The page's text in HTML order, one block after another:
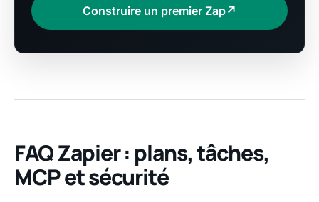
Construire un premier Zap↗
FAQ Zapier : plans, tâches,
MCP et sécurité